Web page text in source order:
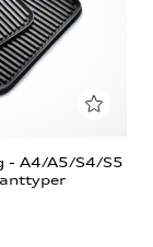
- A4/A5/S4/S5